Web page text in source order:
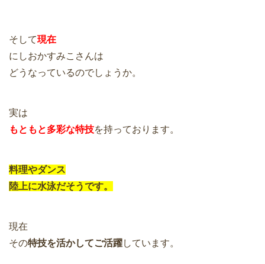
そして現在
にしおかすみこさんは
どうなっているのでしょうか。
実は
もともと多彩な特技を持っております。
料理やダンス
陸上に水泳だそうです。
現在
その特技を活かしてご活躍しています。